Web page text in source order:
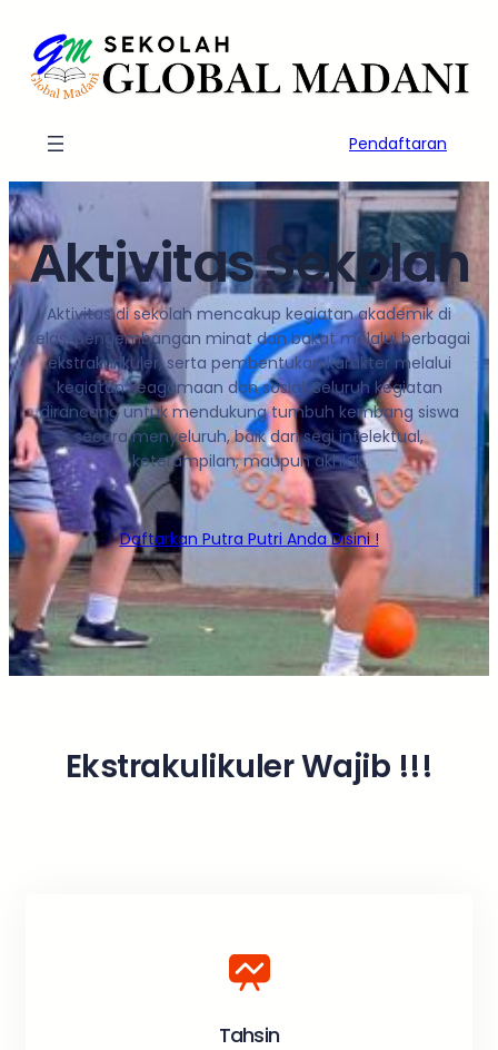
konten
Pendaftaran
Aktivitas Sekolah
Aktivitas di sekolah mencakup kegiatan akademik di
kelas, pengembangan minat dan bakat melalui berbagai
ekstrakurikuler, serta pembentukan karakter melalui
kegiatan keagamaan dan sosial. Seluruh kegiatan
dirancang untuk mendukung tumbuh kembang siswa
secara menyeluruh, baik dari segi intelektual,
keterampilan, maupun akhlak.
Daftarkan Putra Putri Anda Disini !
Ekstrakulikuler Wajib !!!
Tahsin